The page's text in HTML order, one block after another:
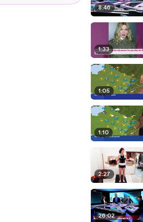
8:46
1:33
1:05
1:10
2:27
26:02